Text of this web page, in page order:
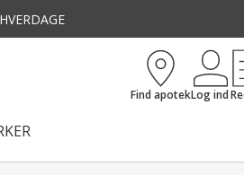
Find apotekLog ind